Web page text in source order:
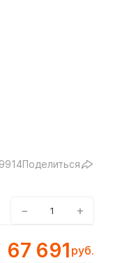
Поделиться
− +
67 691 руб.